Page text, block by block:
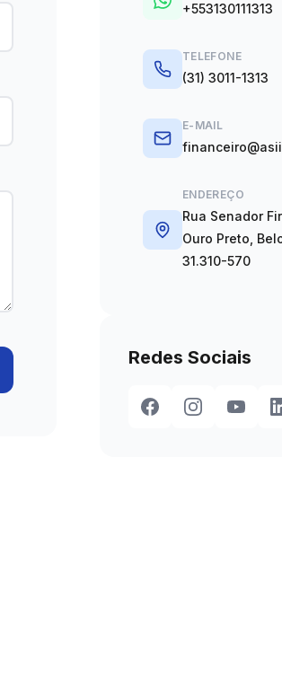
+553130111313
TELEFONE
(31) 3011-1313
E-MAIL
ENDEREÇO
Rua Senador
Ouro Preto,
31.310-570
Redes Sociais